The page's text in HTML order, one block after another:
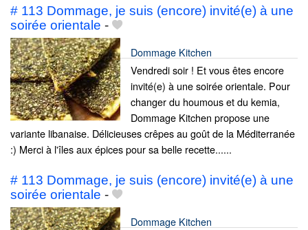
# 113 Dommage, je suis (encore) invité(e) à une
soirée orientale -
Dommage Kitchen
Vendredi soir ! Et vous êtes encore
invité(e) à une soirée orientale. Pour
changer du houmous et du kemia,
Dommage Kitchen propose une
variante libanaise. Délicieuses crêpes au goût de la Méditerranée
:) Merci à l'îles aux épices pour sa belle recette......
# 113 Dommage, je suis (encore) invité(e) à une
soirée orientale -
Dommage Kitchen